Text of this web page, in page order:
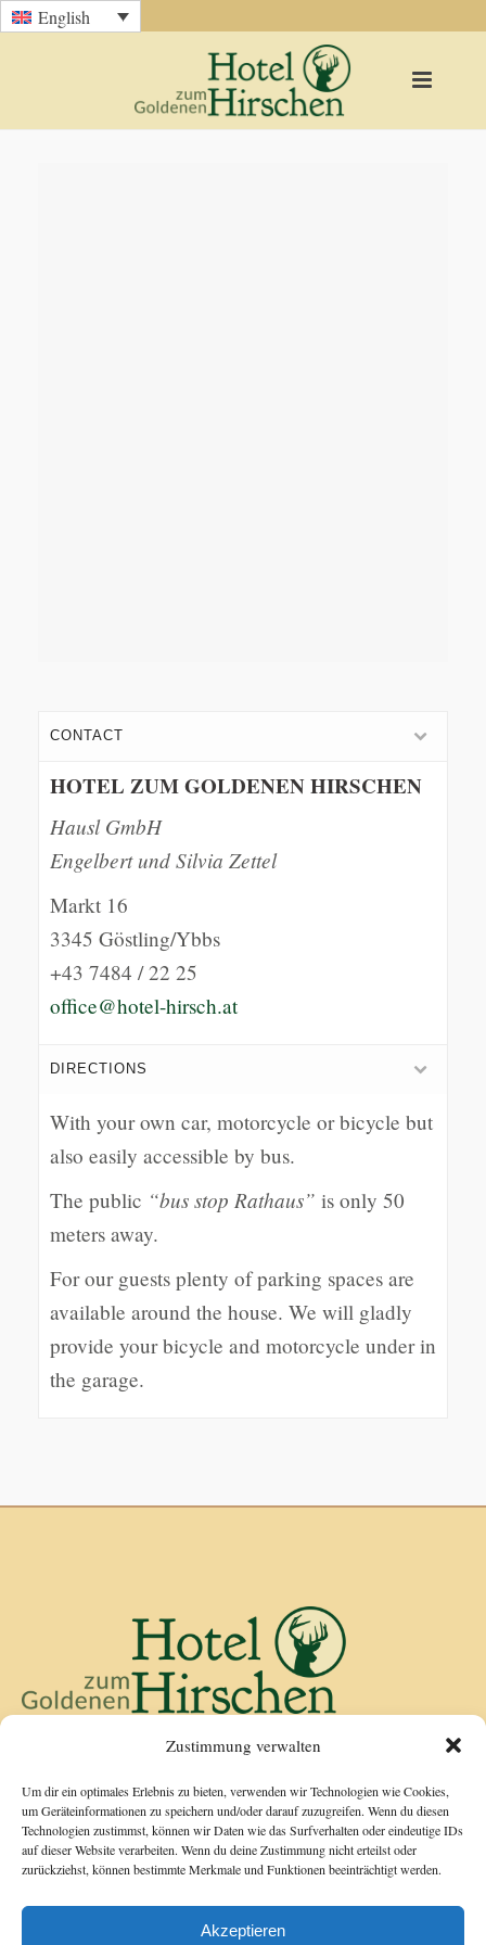
Zustimmung verwalten
Um dir ein optimales Erlebnis zu bieten, verwenden wir Technologien wie Cookies,
um Geräteinformationen zu speichern und/oder darauf zuzugreifen. Wenn du diesen
Technologien zustimmst, können wir Daten wie das Surfverhalten oder eindeutige IDs
auf dieser Website verarbeiten. Wenn du deine Zustimmung nicht erteilst oder
zurückziehst, können bestimmte Merkmale und Funktionen beeinträchtigt werden.
Akzeptieren
English
CONTACT
HOTEL ZUM GOLDENEN HIRSCHEN
Hausl GmbH
Engelbert und Silvia Zettel
Markt 16
3345 Göstling/Ybbs
+43 7484 / 22 25
office@hotel-hirsch.at
DIRECTIONS
With your own car, motorcycle or bicycle but
also easily accessible by bus.
The public “bus stop Rathaus” is only 50
meters away.
For our guests plenty of parking spaces are
available around the house. We will gladly
provide your bicycle and motorcycle under in
the garage.
+43 7484 / 22 25
office@hotel-hirsch.at